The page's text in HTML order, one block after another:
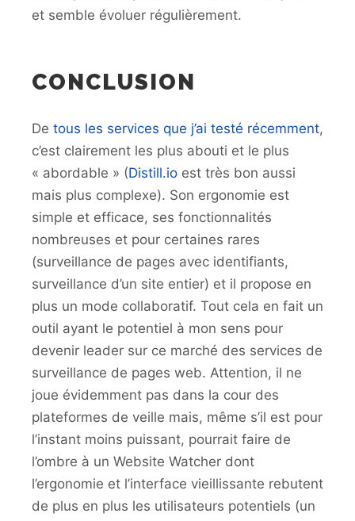
et semble évoluer régulièrement.
CONCLUSION
De tous les services que j’ai testé récemment,
c’est clairement les plus abouti et le plus
« abordable » (Distill.io est très bon aussi
mais plus complexe). Son ergonomie est
simple et efficace, ses fonctionnalités
nombreuses et pour certaines rares
(surveillance de pages avec identifiants,
surveillance d’un site entier) et il propose en
plus un mode collaboratif. Tout cela en fait un
outil ayant le potentiel à mon sens pour
devenir leader sur ce marché des services de
surveillance de pages web. Attention, il ne
joue évidemment pas dans la cour des
plateformes de veille mais, même s’il est pour
l’instant moins puissant, pourrait faire de
l’ombre à un Website Watcher dont
l’ergonomie et l’interface vieillissante rebutent
de plus en plus les utilisateurs potentiels (un